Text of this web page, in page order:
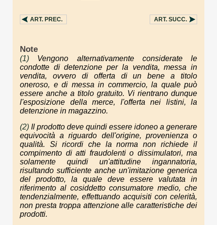
ART. PREC. ART. SUCC.
Note
(1)
Vengono alternativamente considerate le
condotte di detenzione per la vendita, messa in
vendita, ovvero di offerta di un bene a titolo
oneroso, e di messa in commercio, la quale può
essere anche a titolo gratuito. Vi rientrano dunque
l'esposizione della merce, l'offerta nei listini, la
detenzione in magazzino.
(2) Il prodotto deve quindi essere idoneo a generare
equivocità a riguardo dell'origine, provenienza o
qualità. Si ricordi che la norma non richiede il
compimento di atti fraudolenti o dissimulatori, ma
solamente quindi un'attitudine ingannatoria,
risultando sufficiente anche un'imitazione generica
del prodotto, la quale deve essere valutata in
riferimento al cosiddetto consumatore medio, che
tendenzialmente, effettuando acquisiti con celerità,
non presta troppa attenzione alle caratteristiche dei
prodotti.